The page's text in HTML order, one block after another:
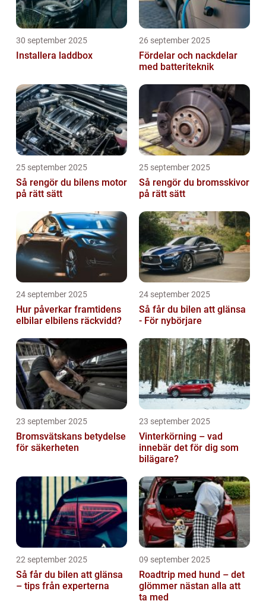
30 september 2025
Installera laddbox
26 september 2025
Fördelar och nackdelar
med batteriteknik
25 september 2025
Så rengör du bilens motor
på rätt sätt
25 september 2025
Så rengör du bromsskivor
på rätt sätt
24 september 2025
Hur påverkar framtidens
elbilar elbilens räckvidd?
24 september 2025
Så får du bilen att glänsa
- För nybörjare
23 september 2025
Bromsvätskans betydelse
för säkerheten
23 september 2025
Vinterkörning – vad
innebär det för dig som
bilägare?
22 september 2025
Så får du bilen att glänsa
– tips från experterna
09 september 2025
Roadtrip med hund – det
glömmer nästan alla att
ta med